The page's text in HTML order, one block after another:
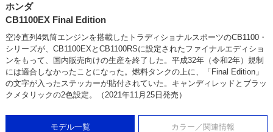
ホンダ
CB1100EX Final Edition
空冷直列4気筒エンジンを搭載したトラディショナルスポーツのCB1100・
シリーズが、CB1100EXとCB1100RSに設定されたファイナルエディショ
ンをもって、国内販売向けの生産を終了した。平成32年（令和2年）規制
には適合しなかったことになった。燃料タンクの上に、「Final Edition」
の文字が入ったステッカーが貼付されていた。キャンディレッドとブラッ
クメタリックの2色設定。（2021年11月25日発売）
モデル一覧 カラー／関連情報